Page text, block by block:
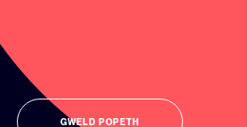
GWELD POPETH